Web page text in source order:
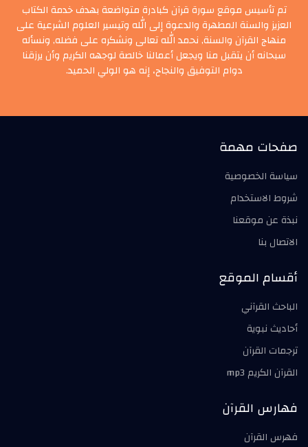
تم تأسيس موقع سورة قرآن كبادرة متواضعة بهدف خدمة الكتاب
العزيز والسنة المطهرة والدعوة إلى الله وتيسير العلوم الشرعية على
منهاج القرآن والسنة, نحمد الله تعالى ونشكره على فضله, ونسأله
سبحانه أن يتقبل منا ويجعل أعمالنا خالصة لوجهه الكريم وأن يرزقنا
دوام التوفيق والنجاح، إنه هو الولي الحميد.
صفحات مهمة
سياسة الخصوصية
شروط الاستخدام
نبذة عن موقعنا
الاتصال بنا
أقسام الموقع
الباحث القرآني
أحاديث نبوية
ترجمات القرآن
القرآن الكريم mp3
فهارس القرآن
فهرس القرآن